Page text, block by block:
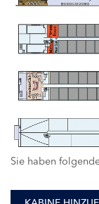
Sie haben